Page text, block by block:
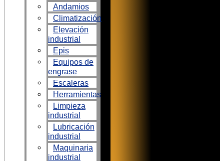
Andamios
Climatización
Elevación
industrial
Epis
Equipos de
engrase
Escaleras
Herramientas
Limpieza
industrial
Lubricación
industrial
Maquinaria
industrial